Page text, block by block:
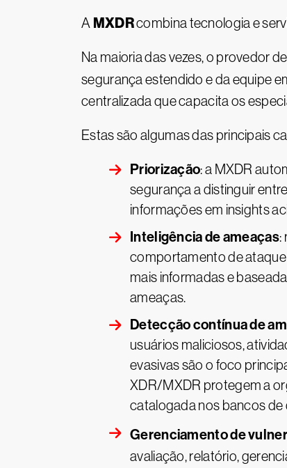
A MXDRcombina tecnologia e
Na maioria das vezes, o provedor
segurança estendido e da equipe
centralizada que capacita os
Estas são algumas das principais
Priorização: a MXDR
segurança a distinguir
informações em insights
Inteligência de ameaças:
comportamento de ataque
mais informadas e
ameaças.
Detecção contínua de
usuários maliciosos,
evasivas são o foco
XDR/MXDR protegem a
catalogada nos bancos de
Gerenciamento de
avaliação, relatório,